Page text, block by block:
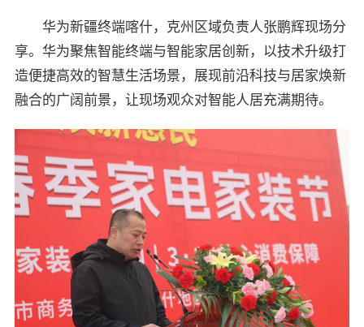
华为新疆终端喀什，克州区域负责人张鹏辉现场分
享。华为聚焦智能终端与智能家居创新，以技术升级打
造便捷高效的智慧生活场景，展现前沿科技与居家焕新
融合的广阔前景，让现场观众对智能人居充满期待。